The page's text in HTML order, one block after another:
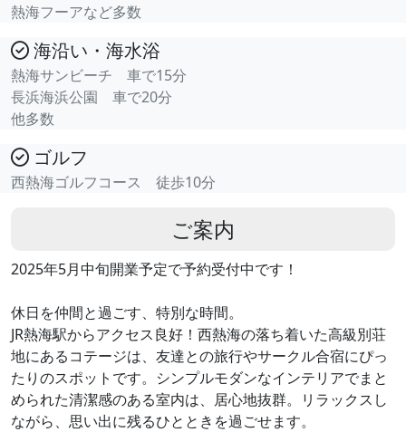
熱海フーアなど多数
海沿い・海水浴
熱海サンビーチ 車で15分
長浜海浜公園 車で20分
他多数
ゴルフ
西熱海ゴルフコース 徒歩10分
ご案内
2025年5月中旬開業予定で予約受付中です！
休日を仲間と過ごす、特別な時間。
JR熱海駅からアクセス良好！西熱海の落ち着いた高級別荘
地にあるコテージは、友達との旅行やサークル合宿にぴっ
たりのスポットです。シンプルモダンなインテリアでまと
められた清潔感のある室内は、居心地抜群。リラックスし
ながら、思い出に残るひとときを過ごせます。